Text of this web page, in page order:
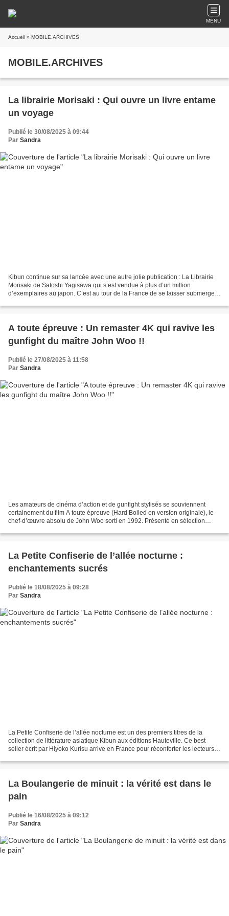
MENU
Accueil » MOBILE.ARCHIVES
MOBILE.ARCHIVES
La librairie Morisaki : Qui ouvre un livre entame
un voyage
Publié le 30/08/2025 à 09:44
Par Sandra
Kibun continue sur sa lancée avec une autre jolie publication : La Librairie
Morisaki de Satoshi Yagisawa qui s’est vendue à plus d’un million
d’exemplaires au japon. C’est au tour de la France de se laisser submerger
A toute épreuve : Un remaster 4K qui ravive les
gunfight du maître John Woo !!
Publié le 27/08/2025 à 11:58
Par Sandra
Les amateurs de cinéma d’action et de gunfight stylisés se souviennent
certainement du film A toute épreuve (Hard Boiled en version originale), le
chef-d’œuvre absolu de John Woo sorti en 1992. Présenté en sélection
La Petite Confiserie de l’allée nocturne :
enchantements sucrés
Publié le 18/08/2025 à 09:28
Par Sandra
La Petite Confiserie de l’allée nocturne est un des premiers titres de la
collection de littérature asiatique Kibun aux éditions Hauteville. Ce best
seller écrit par Hiyoko Kurisu arrive en France pour réconforter les lecteurs.
La Boulangerie de minuit : la vérité est dans le
pain
Publié le 16/08/2025 à 09:12
Par Sandra